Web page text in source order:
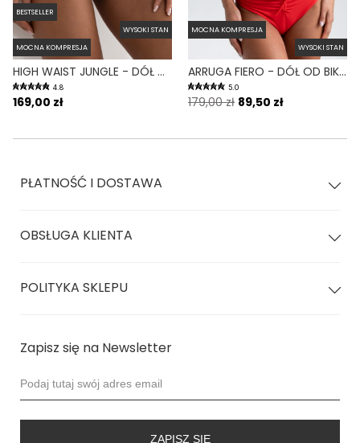
BESTSELLER
WYSOKI STAN
MOCNA KOMPRESJA
HIGH WAIST JUNGLE - DÓŁ OD BIKINI WYSOKI STAN FIGI ZIELONY
4.8
169,00 zł
MOCNA KOMPRESJA
WYSOKI STAN
ARRUGA FIERO - DÓŁ OD BIKINI MARSZCZONY WYSOKI STAN CZERWONY
5.0
179,00 zł 89,50 zł
PŁATNOŚĆ I DOSTAWA
OBSŁUGA KLIENTA
POLITYKA SKLEPU
Zapisz się na Newsletter
ZAPISZ SIĘ